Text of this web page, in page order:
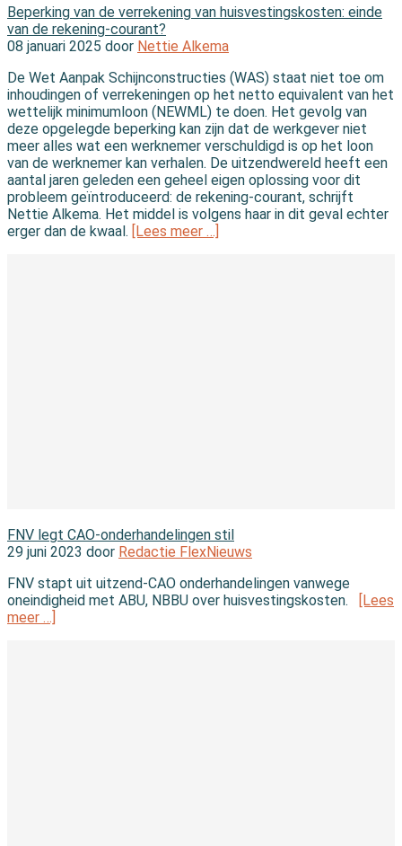
Beperking van de verrekening van huisvestingskosten: einde
van de rekening-courant?
08 januari 2025 door Nettie Alkema
De Wet Aanpak Schijnconstructies (WAS) staat niet toe om
inhoudingen of verrekeningen op het netto equivalent van het
wettelijk minimumloon (NEWML) te doen. Het gevolg van
deze opgelegde beperking kan zijn dat de werkgever niet
meer alles wat een werknemer verschuldigd is op het loon
van de werknemer kan verhalen. De uitzendwereld heeft een
aantal jaren geleden een geheel eigen oplossing voor dit
probleem geïntroduceerd: de rekening-courant, schrijft
Nettie Alkema. Het middel is volgens haar in dit geval echter
erger dan de kwaal. [Lees meer …]
FNV legt CAO-onderhandelingen stil
29 juni 2023 door Redactie FlexNieuws
FNV stapt uit uitzend-CAO onderhandelingen vanwege
oneindigheid met ABU, NBBU over huisvestingskosten.
[Lees
meer …]